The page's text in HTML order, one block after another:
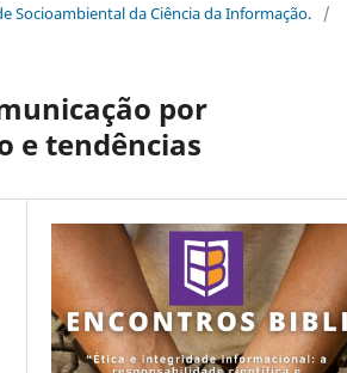
Socioambiental da Ciência da Informação.
/
por
e tendências